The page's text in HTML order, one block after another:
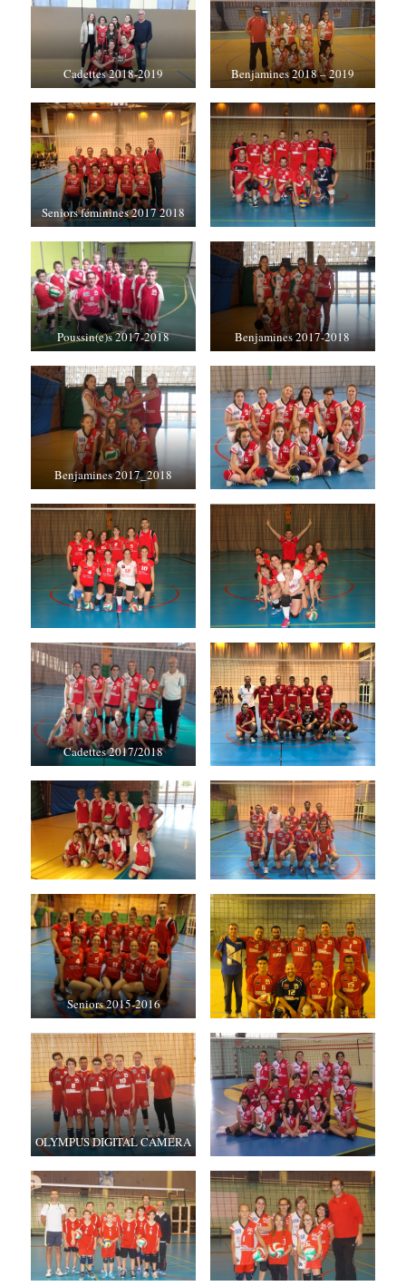
Cadettes 2018-2019 Benjamines 2018 – 2019
Seniors féminines 2017 2018
Poussin(e)s 2017-2018 Benjamines 2017-2018
Benjamines 2017_2018
Cadettes 2017/2018
Seniors 2015-2016
OLYMPUS DIGITAL CAMERA